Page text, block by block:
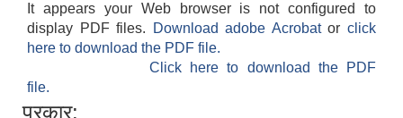
It appears your Web browser is not configured to
display PDF files.
Download adobe Acrobatorclick
here to download the PDF file.
Click here to download the PDF
file.
प्रकार: